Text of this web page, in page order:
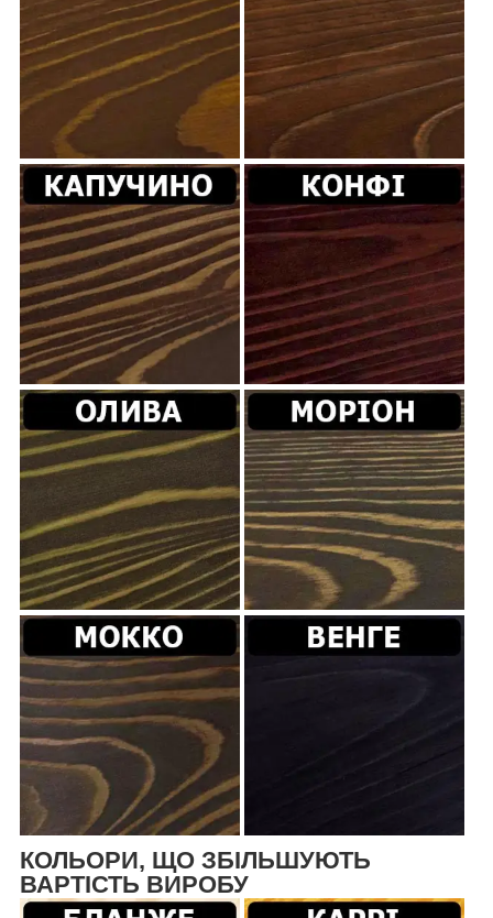
КОЛЬОРИ, ЩО ЗБІЛЬШУЮТЬ
ВАРТІСТЬ ВИРОБУ